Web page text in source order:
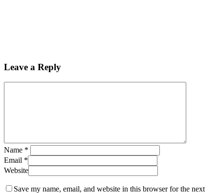
Leave a Reply
Name *
Email *
Website
Save my name, email, and website in this browser for the next